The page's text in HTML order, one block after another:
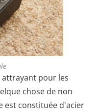
pour les
chose de non
est constituée d'acier